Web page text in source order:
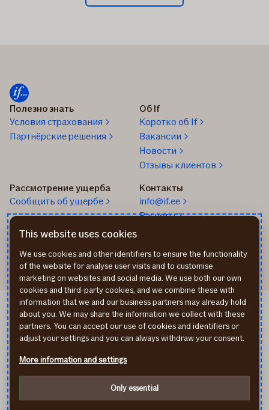
понесет
ответственность
причиненные
расходы?
Полезно знать
Условия страхования
Партнёрские решения
Об If
Коротко об If
Вакансии
Новости
Отзывы клиентов
Рассмотрение ущерба
Cообщить об ущербе
Контакты
info@if.ee
Расчеты
Cookie-файлы (cookies)
Обработка личных данных
In English
facebook
youtube
© If P&C Insurance AS. Bы находитесь на домашней
страничке предприятия, предлагающего финансовую
This website uses cookies
We use cookies and other identifiers to ensure the functionality
of the website for analyse user visits and to customise
marketing on websites and social media. We use both our own
cookies and third-party cookies, and we combine these with
information that we and our business partners may already hold
about you. We may share the information we collect with these
partners. You can accept our use of cookies and identifiers or
adjust your settings and you can always withdraw your consent.
More information and settings
Only essential